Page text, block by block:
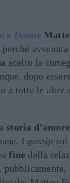
e Donne
scelto la
dopo
a tutte le altre
storia d’amore
I gossip
fine della